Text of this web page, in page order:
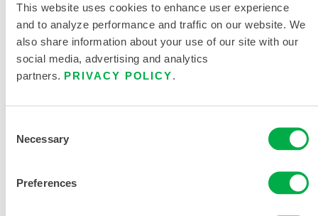
This website uses cookies to enhance user experience
and to analyze performance and traffic on our website. We
also share information about your use of our site with our
social media, advertising and analytics
partners. PRIVACY POLICY
Selection
Necessary
Preferences
MICROMAX BATA DE LABORATORIO TS - DOS
BOLSILLOS EN LA CADERA Y CIERRE DE
CUATRO BOTONES
Este producto no suele venderse en su región. Puede